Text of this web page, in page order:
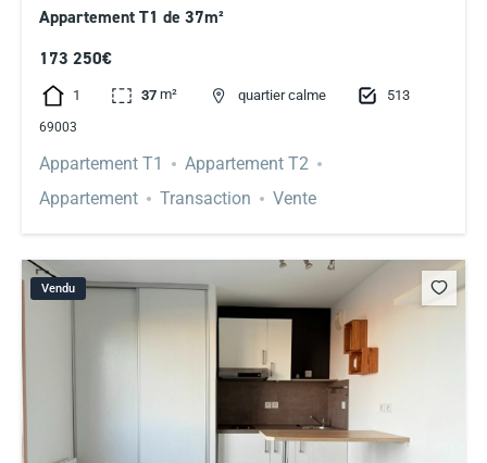
Appartement T1 de 37m²
173 250€
1 37 m² quartier calme 513
69003
Appartement T1
Appartement T2
Appartement
Transaction Vente
Vendu